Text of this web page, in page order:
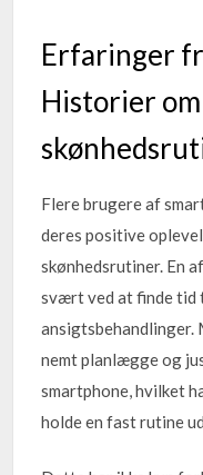
Erfaringer
Historier
Flere brugere af
deres positive
skønhedsrutiner. En
svært ved at finde tid
ansigtsbehandlinger.
nemt planlægge og
smartphone, hvilket
holde en fast rutine